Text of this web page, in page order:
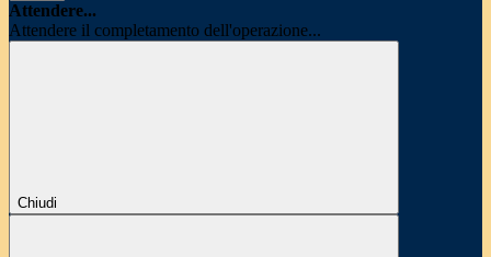
Attendere...
Attendere il completamento dell'operazione...
Chiudi